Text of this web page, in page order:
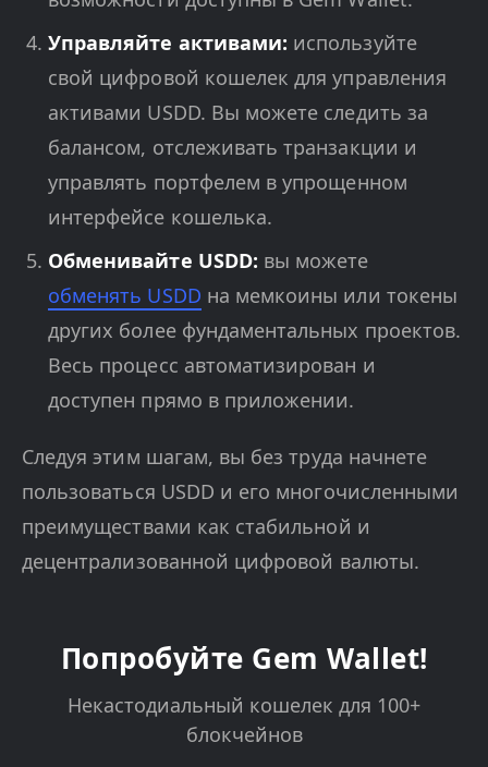
Управляйте активами: используйте
свой цифровой кошелек для управления
активами USDD. Вы можете следить за
балансом, отслеживать транзакции и
управлять портфелем в упрощенном
интерфейсе кошелька.
Обменивайте USDD: вы можете
обменять USDD на мемкоины или токены
других более фундаментальных проектов.
Весь процесс автоматизирован и
доступен прямо в приложении.
Следуя этим шагам, вы без труда начнете
пользоваться USDD и его многочисленными
преимуществами как стабильной и
децентрализованной цифровой валюты.
Попробуйте Gem Wallet!
Некастодиальный кошелек для 100+
блокчейнов